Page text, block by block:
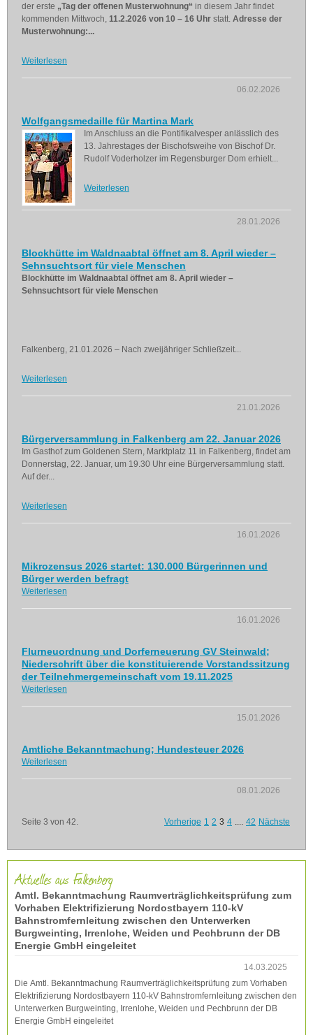
der erste „Tag der offenen Musterwohnung“ in diesem Jahr findet
kommenden Mittwoch, 11.2.2026 von 10 – 16 Uhr statt. Adresse der
Musterwohnung:...
Weiterlesen
06.02.2026
Wolfgangsmedaille für Martina Mark
Im Anschluss an die Pontifikalvesper anlässlich des
13. Jahrestages der Bischofsweihe von Bischof Dr.
Rudolf Voderholzer im Regensburger Dom erhielt...
Weiterlesen
28.01.2026
Blockhütte im Waldnaabtal öffnet am 8. April wieder –
Sehnsuchtsort für viele Menschen
Blockhütte im Waldnaabtal öffnet am 8. April wieder –
Sehnsuchtsort für viele Menschen
Falkenberg, 21.01.2026 – Nach zweijähriger Schließzeit...
Weiterlesen
21.01.2026
Bürgerversammlung in Falkenberg am 22. Januar 2026
Im Gasthof zum Goldenen Stern, Marktplatz 11 in Falkenberg, findet am
Donnerstag, 22. Januar, um 19.30 Uhr eine Bürgerversammlung statt.
Auf der...
Weiterlesen
16.01.2026
Mikrozensus 2026 startet: 130.000 Bürgerinnen und
Bürger werden befragt
Weiterlesen
16.01.2026
Flurneuordnung und Dorferneuerung GV Steinwald;
Niederschrift über die konstituierende Vorstandssitzung
der Teilnehmergemeinschaft vom 19.11.2025
Weiterlesen
15.01.2026
Amtliche Bekanntmachung; Hundesteuer 2026
Weiterlesen
08.01.2026
Seite 3 von 42. Vorherige 1 2 3 4 .... 42 Nächste
Aktuelles aus Falkenberg
Amtl. Bekanntmachung Raumverträglichkeitsprüfung zum
Vorhaben Elektrifizierung Nordostbayern 110-kV
Bahnstromfernleitung zwischen den Unterwerken
Burgweinting, Irrenlohe, Weiden und Pechbrunn der DB
Energie GmbH eingeleitet
14.03.2025
Die Amtl. Bekanntmachung Raumverträglichkeitsprüfung zum Vorhaben
Elektrifizierung Nordostbayern 110-kV Bahnstromfernleitung zwischen den
Unterwerken Burgweinting, Irrenlohe, Weiden und Pechbrunn der DB
Energie GmbH eingeleitet